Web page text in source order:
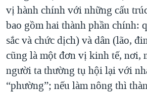
vị hành chính với những cấu
bao gồm hai thành phần chính:
sắc và chức dịch) và dân (lão,
cũng là một đơn vị kinh tế, nơi,
người ta thường tụ hội lại với
“phường”; nếu làm nông thì